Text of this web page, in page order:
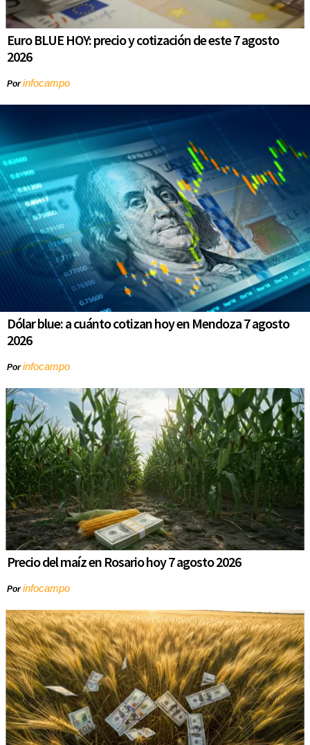
Euro BLUE HOY: precio y cotización de este 7 agosto
2026
Porinfocampo
Dólar blue: a cuánto cotizan hoy en Mendoza 7 agosto
2026
Porinfocampo
Precio del maíz en Rosario hoy 7 agosto 2026
Porinfocampo